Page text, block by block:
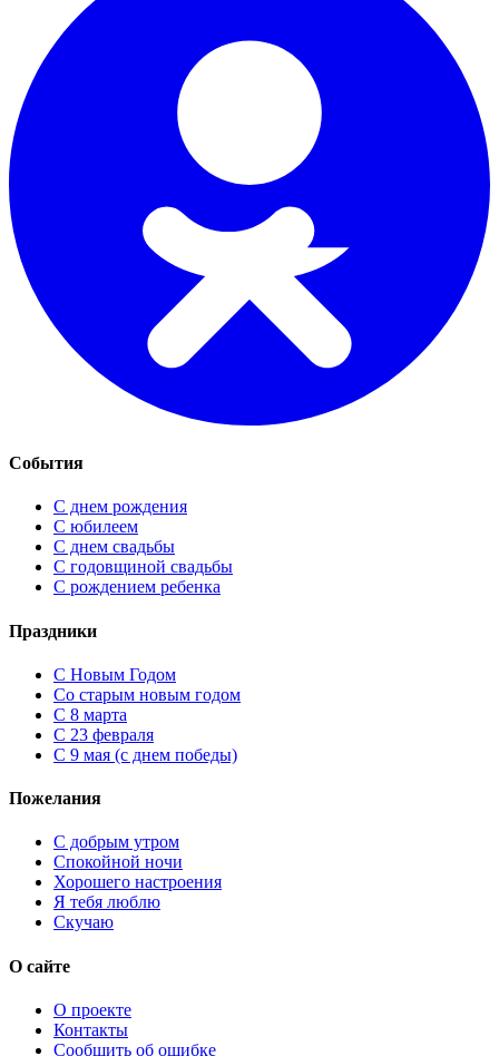
События
С днем рождения
С юбилеем
С днем свадьбы
С годовщиной свадьбы
С рождением ребенка
Праздники
C Новым Годом
Cо старым новым годом
С 8 марта
С 23 февраля
С 9 мая (с днем победы)
Пожелания
С добрым утром
Спокойной ночи
Хорошего настроения
Я тебя люблю
Скучаю
О сайте
О проекте
Контакты
Сообщить об ошибке